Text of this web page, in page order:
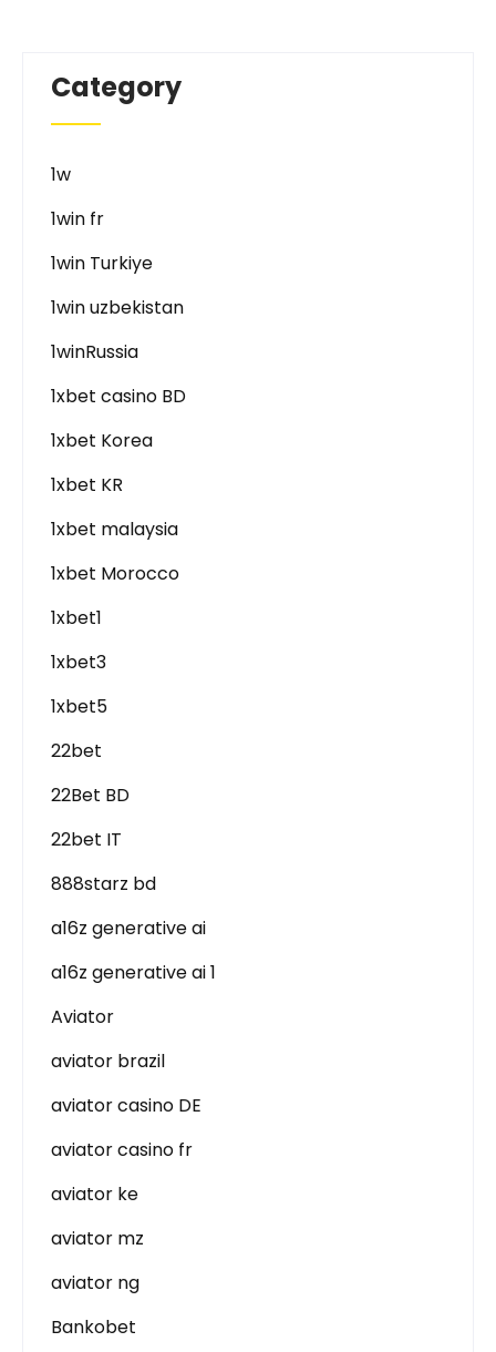
Category
1w
1win fr
1win Turkiye
1win uzbekistan
1winRussia
1xbet casino BD
1xbet Korea
1xbet KR
1xbet malaysia
1xbet Morocco
1xbet1
1xbet3
1xbet5
22bet
22Bet BD
22bet IT
888starz bd
a16z generative ai
a16z generative ai 1
Aviator
aviator brazil
aviator casino DE
aviator casino fr
aviator ke
aviator mz
aviator ng
Bankobet